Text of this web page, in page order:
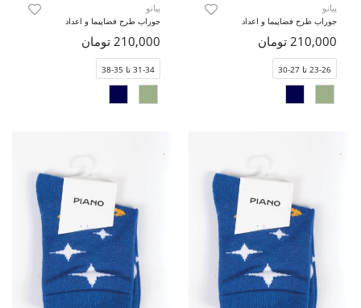
پیانو
جوراب طرح فضاپیما و اعداد
210,000 تومان
23-26 تا 27-30
پیانو
جوراب طرح فضاپیما و اعداد
210,000 تومان
31-34 تا 35-38